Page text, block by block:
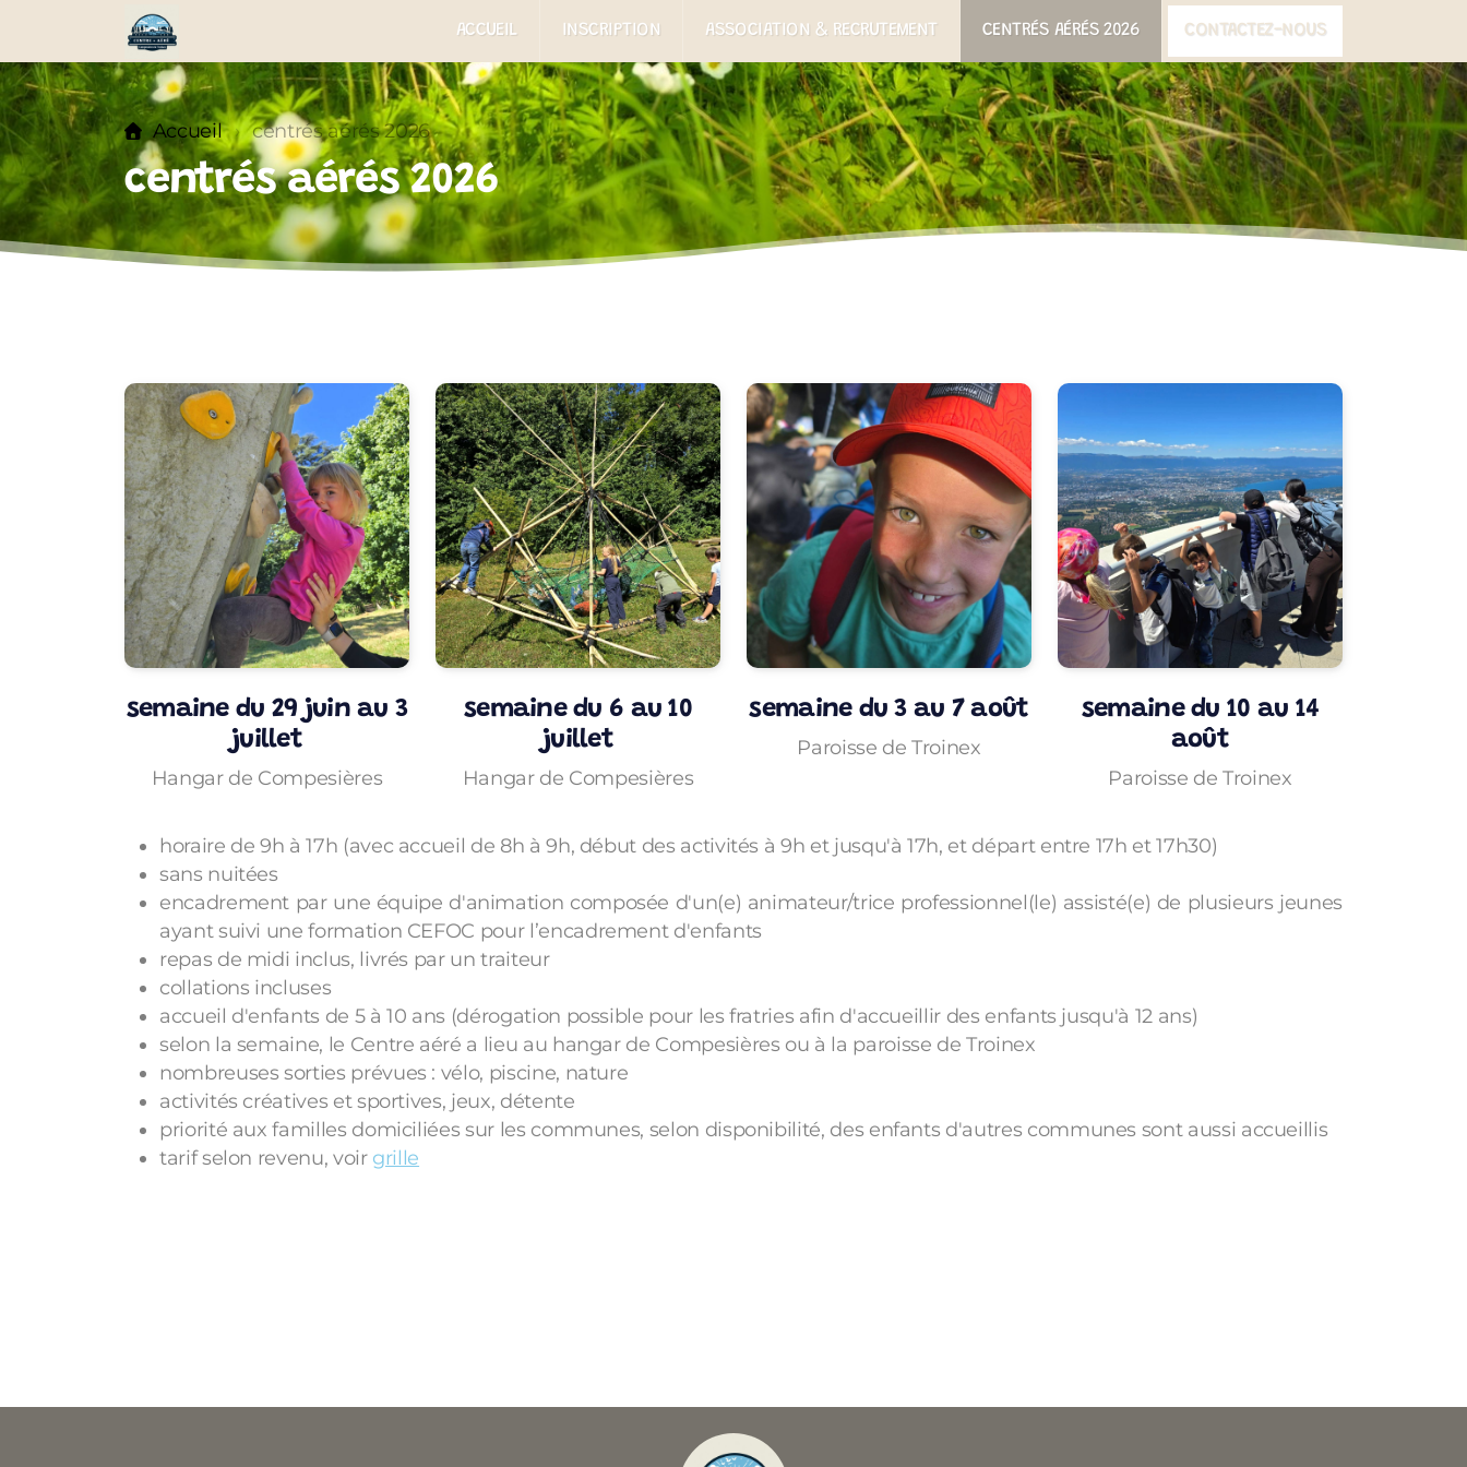
ACCUEIL INSCRIPTION ASSOCIATION & RECRUTEMENT CENTRÉS AÉRÉS 2026 CONTACTEZ-NOUS
Accueil centrés aérés 2026
centrés aérés 2026
semaine du 29 juin au 3
juillet
Hangar de Compesières
semaine du 6 au 10
juillet
Hangar de Compesières
semaine du 3 au 7 août
Paroisse de Troinex
semaine du 10 au 14
août
Paroisse de Troinex
horaire de 9h à 17h (avec accueil de 8h à 9h, début des activités à 9h et jusqu'à 17h, et départ entre 17h et 17h30)
sans nuitées
encadrement par une équipe d'animation composée d'un(e) animateur/trice professionnel(le) assisté(e) de plusieurs jeunes
ayant suivi une formation CEFOC pour l’encadrement d'enfants
repas de midi inclus, livrés par un traiteur
collations incluses
accueil d'enfants de 5 à 10 ans (dérogation possible pour les fratries afin d'accueillir des enfants jusqu'à 12 ans)
selon la semaine, le Centre aéré a lieu au hangar de Compesières ou à la paroisse de Troinex
nombreuses sorties prévues : vélo, piscine, nature
activités créatives et sportives, jeux, détente
priorité aux familles domiciliées sur les communes, selon disponibilité, des enfants d'autres communes sont aussi accueillis
tarif selon revenu, voir grille